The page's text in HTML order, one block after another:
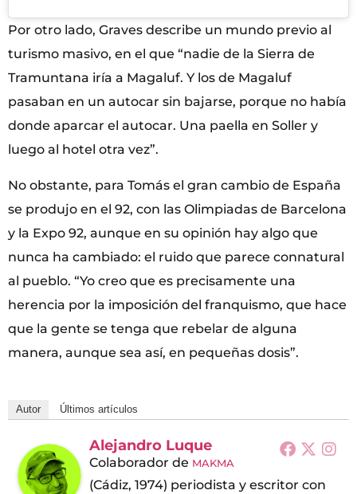
Por otro lado, Graves describe un mundo previo al
turismo masivo, en el que “nadie de la Sierra de
Tramuntana iría a Magaluf. Y los de Magaluf
pasaban en un autocar sin bajarse, porque no había
donde aparcar el autocar. Una paella en Soller y
luego al hotel otra vez”.
No obstante, para Tomás el gran cambio de España
se produjo en el 92, con las Olimpiadas de Barcelona
y la Expo 92, aunque en su opinión hay algo que
nunca ha cambiado: el ruido que parece connatural
al pueblo. “Yo creo que es precisamente una
herencia por la imposición del franquismo, que hace
que la gente se tenga que rebelar de alguna
manera, aunque sea así, en pequeñas dosis”.
Autor Últimos artículos
Alejandro Luque
Colaborador de MAKMA
(Cádiz, 1974) periodista y escritor con